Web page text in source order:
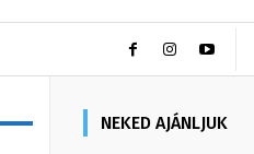
NEKED AJÁNLJUK